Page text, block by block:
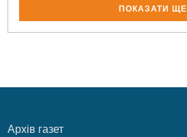
ПОКАЗАТИ ЩЕ
Архів газет